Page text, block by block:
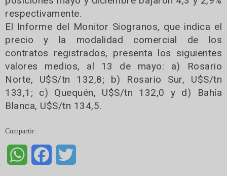
respectivamente.
El Informe del Monitor Siogranos, que indica el
precio y la modalidad comercial de los
contratos registrados, presenta los siguientes
valores medios, al 13 de mayo: a) Rosario
Norte, U$S/tn 132,8; b) Rosario Sur, U$S/tn
133,1; c) Quequén, U$S/tn 132,0 y d) Bahía
Blanca, U$S/tn 134,5.
Compartir:
WhatsAppFacebook